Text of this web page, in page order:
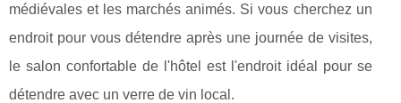
médiévales et les marchés animés. Si vous cherchez un
endroit pour vous détendre après une journée de visites,
le salon confortable de l'hôtel est l'endroit idéal pour se
détendre avec un verre de vin local.